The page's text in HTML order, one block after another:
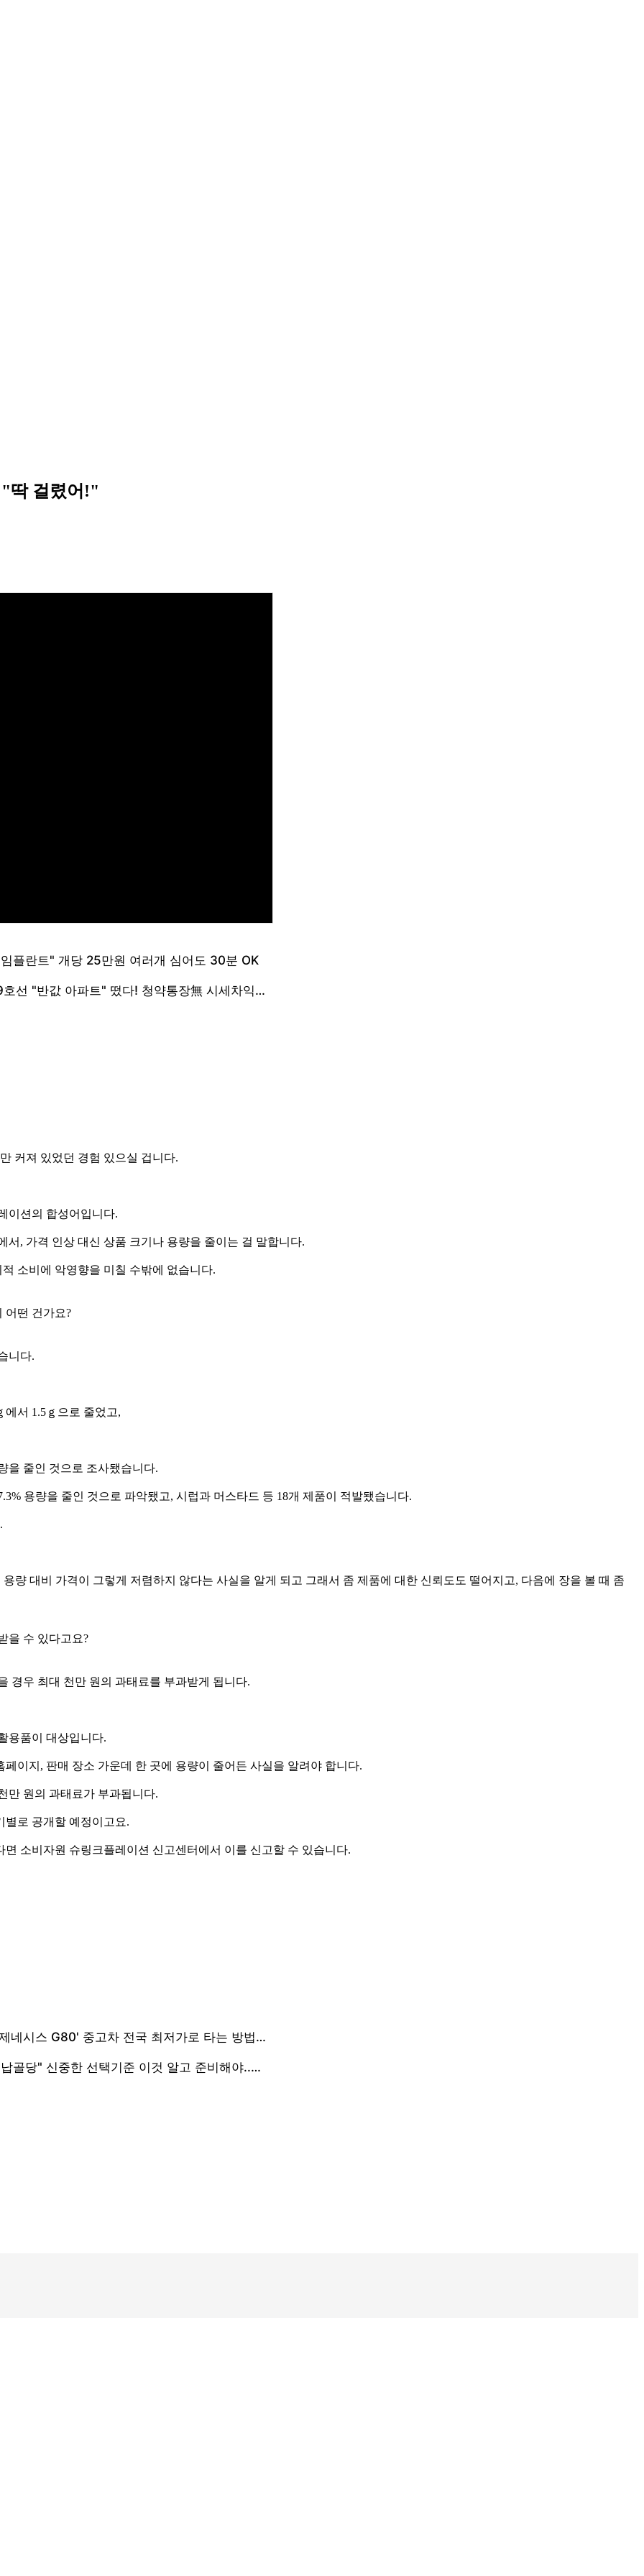
딱 걸렸어!"
커져 있었던 경험 있으실 겁니다.
이션의 합성어입니다.
, 가격 인상 대신 상품 크기나 용량을 줄이는 걸 말합니다.
소비에 악영향을 미칠 수밖에 없습니다.
어떤 건가요?
니다.
서 1.5ｇ으로 줄었고,
을 줄인 것으로 조사됐습니다.
용량을 줄인 것으로 파악됐고, 시럽과 머스타드 등 18개 제품이 적발됐습니다.
량 대비 가격이 그렇게 저렴하지 않다는 사실을 알게 되고 그래서 좀 제품에 대한 신뢰도도 떨어지고, 다음에 장을 볼 때 좀
을 수 있다고요?
경우 최대 천만 원의 과태료를 부과받게 됩니다.
용품이 대상입니다.
이지, 판매 장소 가운데 한 곳에 용량이 줄어든 사실을 알려야 합니다.
만 원의 과태료가 부과됩니다.
별로 공개할 예정이고요.
소비자원 슈링크플레이션 신고센터에서 이를 신고할 수 있습니다.